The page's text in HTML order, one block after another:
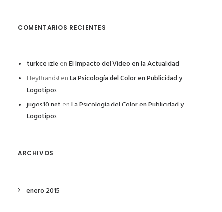
COMENTARIOS RECIENTES
turkce izle enEl Impacto del Vídeo en la Actualidad
HeyBrands! enLa Psicología del Color en Publicidad y
Logotipos
jugos10.net enLa Psicología del Color en Publicidad y
Logotipos
ARCHIVOS
enero 2015